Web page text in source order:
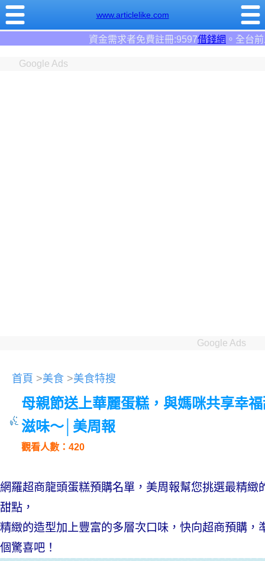
www.articlelike.com
借錢網。全台前三大借錢網站！
Google Ads
Google Ads
首頁 >美食 >美食特搜
母親節送上華麗蛋糕，與媽咪共享幸
滋味～│美周報
觀看人數：420
網羅超商龍頭蛋糕預購名單，美周報幫您挑選最精緻
甜點，
精緻的造型加上豐富的多層次口味，快向超商預購，
個驚喜吧！